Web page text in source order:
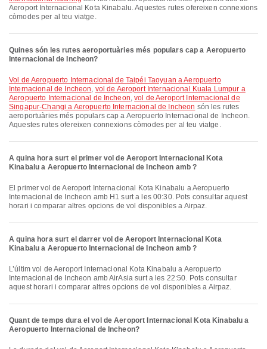
Aeroport Internacional Kota Kinabalu. Aquestes rutes ofereixen connexions
còmodes per al teu viatge.
Quines són les rutes aeroportuàries més populars cap a Aeropuerto
Internacional de Incheon?
vol de Aeropuerto Internacional de Taipéi Taoyuan a Aeropuerto
Internacional de Incheon, vol de Aeroport Internacional Kuala Lumpur a
Aeropuerto Internacional de Incheon,vol de Aeroport Internacional de
Singapur-Changi a Aeropuerto Internacional de Incheon són les rutes
aeroportuàries més populars cap a Aeropuerto Internacional de Incheon.
Aquestes rutes ofereixen connexions còmodes per al teu viatge.
A quina hora surt el primer vol de Aeroport Internacional Kota
Kinabalu a Aeropuerto Internacional de Incheon amb ?
El primer vol de Aeroport Internacional Kota Kinabalu a Aeropuerto
Internacional de Incheon amb H1 surt a les 00:30. Pots consultar aquest
horari i comparar altres opcions de vol disponibles a Airpaz.
A quina hora surt el darrer vol de Aeroport Internacional Kota
Kinabalu a Aeropuerto Internacional de Incheon amb ?
L’últim vol de Aeroport Internacional Kota Kinabalu a Aeropuerto
Internacional de Incheon amb AirAsia surt a les 22:50. Pots consultar
aquest horari i comparar altres opcions de vol disponibles a Airpaz.
Quant de temps dura el vol de Aeroport Internacional Kota Kinabalu a
Aeropuerto Internacional de Incheon?